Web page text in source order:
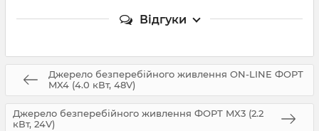
Відгуки
Джерело безперебійного живлення ON-LINE ФОРТ
MX4 (4.0 кВт, 48V)
Джерело безперебійного живлення ФОРТ MX3 (2.2
кВт, 24V)